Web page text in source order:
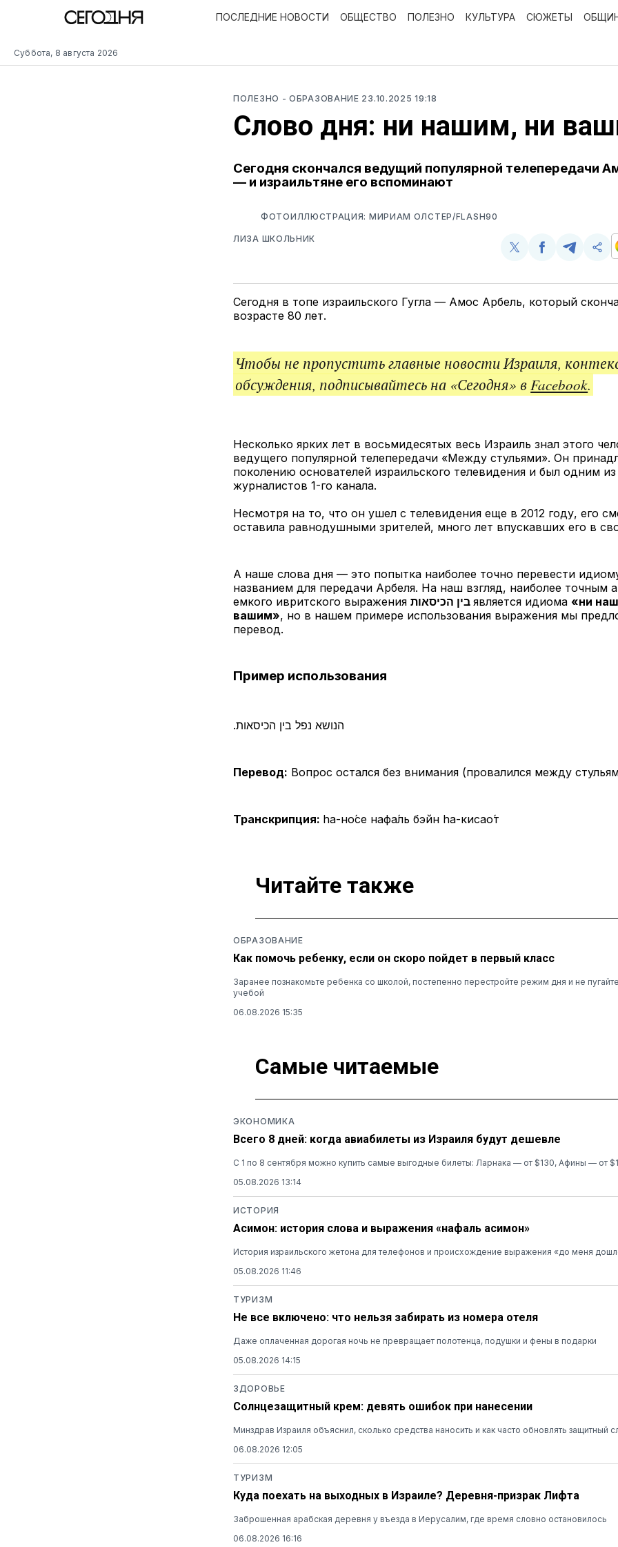
Суббота, 8 августа 2026
ПОСЛЕДНИЕ НОВОСТИ ОБЩЕСТВО ПОЛЕЗНО КУЛЬТУРА СЮЖЕТЫ
ПОЛЕЗНО - ОБРАЗОВАНИЕ 23.10.2025 19:18
Слово дня: ни нашим, ни
Сегодня скончался ведущий популярной телепередачи
— и израильтяне его вспоминают
ФОТОИЛЛЮСТРАЦИЯ: МИРИАМ ОЛСТЕР/FLASH90
ЛИЗА ШКОЛЬНИК
Поделиться
Twitter
Поделиться
FacebookTelegram
Сегодня в топе израильского Гугла — Амос Арбель, который
возрасте 80 лет.
Чтобы не пропустить главные новости Израиля,
обсуждения, подписывайтесь на «Сегодня» вFacebook.
Несколько ярких лет в восьмидесятых весь Израиль знал этого
ведущего популярной телепередачи «Между стульями». Он
поколению основателей израильского телевидения и был одним
журналистов 1-го канала.
Несмотря на то, что он ушел с телевидения еще в 2012 году, его
оставила равнодушными зрителей, много лет впускавших его в
А наше слова дня — это попытка наиболее точно перевести
названием для передачи Арбеля. На наш взгляд, наиболее точным
емкого ивритского выражения
является идиома «ни
вашим», но в нашем примере использования выражения мы
перевод.
Пример использования
.הנושא נפל בין הכיסאות
Перевод: Вопрос остался без внимания (провалился между
Транскрипция: hа-но́се нафа́ль бэйн hа-кисао́т
Читайте также
ОБРАЗОВАНИЕ
Как помочь ребенку, если он скоро пойдет в первый класс
Заранее познакомьте ребенка со школой, постепенно перестройте режим дня и не
учебой
06.08.2026 15:35
Самые читаемые
ЭКОНОМИКА
Всего 8 дней: когда авиабилеты из Израиля будут дешевле
С 1 по 8 сентября можно купить самые выгодные билеты: Ларнака — от $130, Афины — от
05.08.2026 13:14
ИСТОРИЯ
Асимон: история слова и выражения «нафаль асимон»
История израильского жетона для телефонов и происхождение выражения «до меня
05.08.2026 11:46
ТУРИЗМ
Не все включено: что нельзя забирать из номера отеля
Даже оплаченная дорогая ночь не превращает полотенца, подушки и фены в подарки
05.08.2026 14:15
ЗДОРОВЬЕ
Солнцезащитный крем: девять ошибок при нанесении
Минздрав Израиля объяснил, сколько средства наносить и как часто обновлять защитный
06.08.2026 12:05
ТУРИЗМ
Куда поехать на выходных в Израиле? Деревня-призрак Лифта
Заброшенная арабская деревня у въезда в Иерусалим, где время словно остановилось
06.08.2026 16:16